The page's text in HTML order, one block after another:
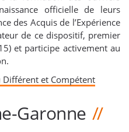
officielle de leurs
des Acquis de l’Expérience
de ce dispositif, premier
et participe activement au
Différent et Compétent
Garonne